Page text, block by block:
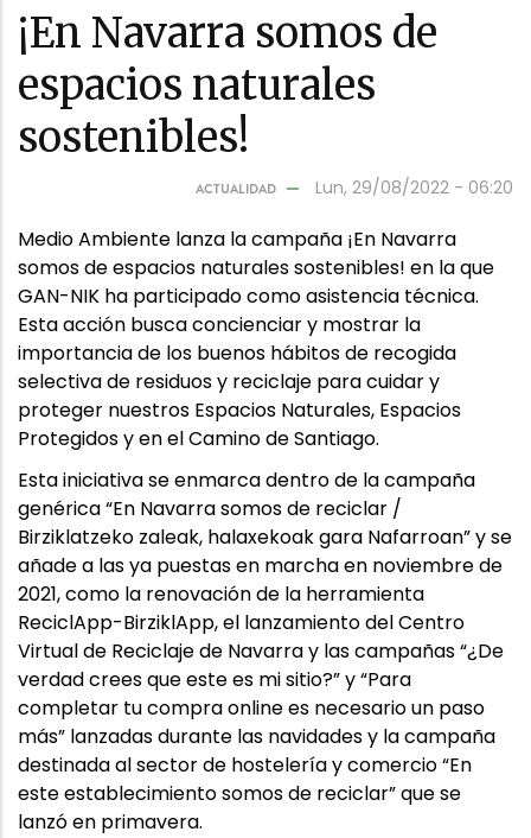
¡En Navarra somos de
espacios naturales
sostenibles!
ACTUALIDAD Lun, 29/08/2022 - 06:20
Medio Ambiente lanza la campaña ¡En Navarra
somos de espacios naturales sostenibles! en la que
GAN-NIK ha participado como asistencia técnica.
Esta acción busca concienciar y mostrar la
importancia de los buenos hábitos de recogida
selectiva de residuos y reciclaje para cuidar y
proteger nuestros Espacios Naturales, Espacios
Protegidos y en el Camino de Santiago.
Esta iniciativa se enmarca dentro de la campaña
genérica “En Navarra somos de reciclar /
Birziklatzeko zaleak, halaxekoak gara Nafarroan” y se
añade a las ya puestas en marcha en noviembre de
2021, como la renovación de la herramienta
ReciclApp-BirziklApp, el lanzamiento del Centro
Virtual de Reciclaje de Navarra y las campañas “¿De
verdad crees que este es mi sitio?” y “Para
completar tu compra online es necesario un paso
más” lanzadas durante las navidades y la campaña
destinada al sector de hostelería y comercio “En
este establecimiento somos de reciclar” que se
lanzó en primavera.